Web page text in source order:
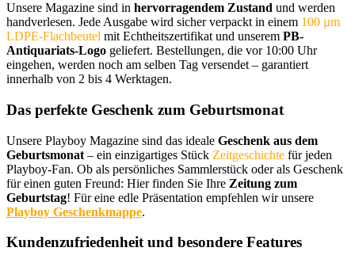
Unsere Magazine sind in hervorragendem Zustand und werden
handverlesen. Jede Ausgabe wird sicher verpackt in einem 100 µm
LDPE-Flachbeutel mit Echtheitszertifikat und unserem PB-
Antiquariats-Logo geliefert. Bestellungen, die vor 10:00 Uhr
eingehen, werden noch am selben Tag versendet – garantiert
innerhalb von 2 bis 4 Werktagen.
Das perfekte Geschenk zum Geburtsmonat
Unsere Playboy Magazine sind das ideale Geschenk aus dem
Geburtsmonat – ein einzigartiges Stück Zeitgeschichte für jeden
Playboy-Fan. Ob als persönliches Sammlerstück oder als Geschenk
für einen guten Freund: Hier finden Sie Ihre Zeitung zum
Geburtstag! Für eine edle Präsentation empfehlen wir unsere
Playboy Geschenkmappe.
Kundenzufriedenheit und besondere Features